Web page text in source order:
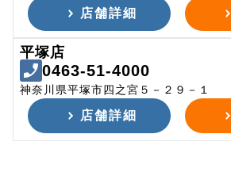
店舗詳細
平塚店
0463-51-4000
神奈川県平塚市四之宮５－２９－１
店舗詳細